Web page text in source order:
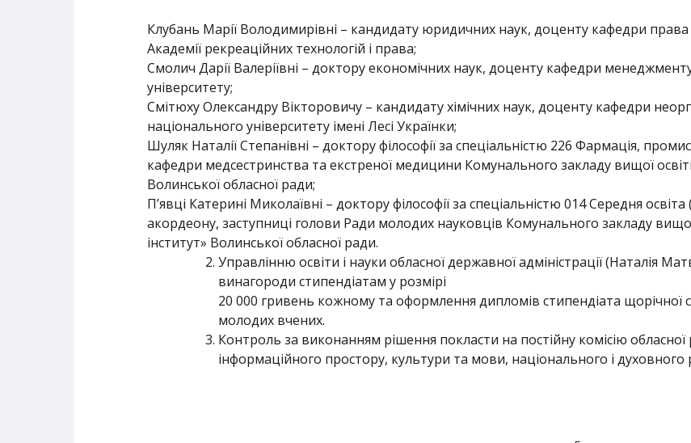
Клубань Марії Володимирівні – кандидату юридичних наук, доценту кафедри права
Академії рекреаційних технологій і права;
Смолич Дарії Валеріївні – доктору економічних наук, доценту кафедри
університету;
Смітюху Олександру Вікторовичу – кандидату хімічних наук, доценту кафедри
національного університету імені Лесі Українки;
Шуляк Наталії Степанівні – доктору філософії за спеціальністю 226 Фармація,
кафедри медсестринства та екстреної медицини Комунального закладу вищої
Волинської обласної ради;
П’явці Катерині Миколаївні – доктору філософії за спеціальністю 014 Середня
акордеону, заступниці голови Ради молодих науковців Комунального закладу
інститут» Волинської обласної ради.
Управлінню освіти і науки обласної державної адміністрації (Наталія
винагороди стипендіатам у розмірі
20 000 гривень кожному та оформлення дипломів стипендіата щорічної
молодих вчених.
Контроль за виконанням рішення покласти на постійну комісію
інформаційного простору, культури та мови, національного і духовного